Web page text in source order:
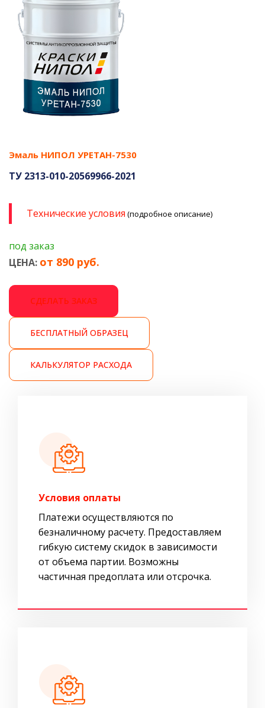
Эмаль НИПОЛ УРЕТАН-7530
ТУ 2313-010-20569966-2021
Технические условия (подробное описание)
под заказ
ЦЕНА: от 890 руб.
СДЕЛАТЬ ЗАКАЗ
БЕСПЛАТНЫЙ ОБРАЗЕЦ
КАЛЬКУЛЯТОР РАСХОДА
Условия оплаты
Платежи осуществляются по
безналичному расчету. Предоставляем
гибкую систему скидок в зависимости
от объема партии. Возможны
частичная предоплата или отсрочка.